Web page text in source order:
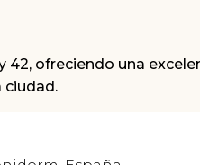
42, ofreciendo una
ciudad.